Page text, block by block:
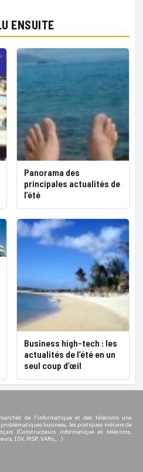
ENSUITE
Panorama des
principales actualités de
l’été
Business high-tech : les
actualités de l’été en un
seul coup d’œil
de l'informatique et des télécoms une
business, les pratiques métiers de
(Constructeurs informatique et télécoms,
ISV, MSP, VARs,...)